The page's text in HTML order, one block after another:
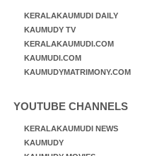
KERALAKAUMUDI DAILY
KAUMUDY TV
KERALAKAUMUDI.COM
KAUMUDI.COM
KAUMUDYMATRIMONY.COM
YOUTUBE CHANNELS
KERALAKAUMUDI NEWS
KAUMUDY